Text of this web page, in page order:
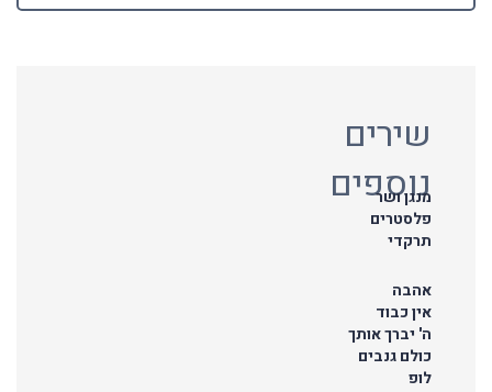
שירים
נוספים
מנגן ושר
פלסטרים
תרקדי
אהבה
אין כבוד
ה' יברך אותך
כולם גנבים
לופ